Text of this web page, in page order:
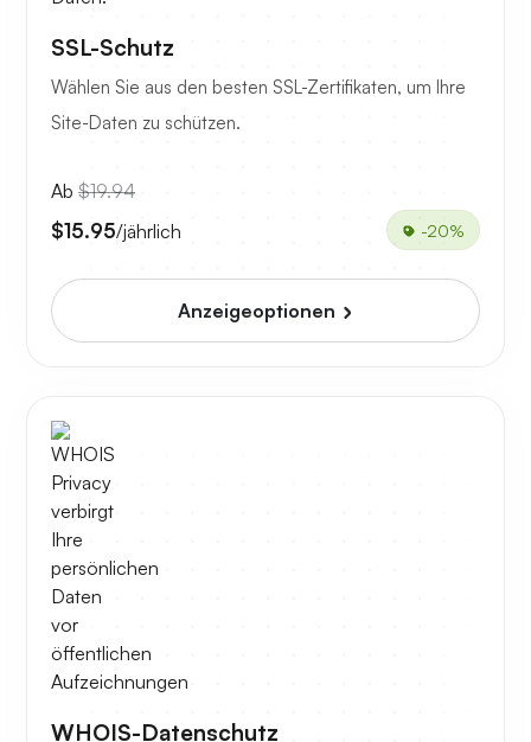
SSL-Schutz
Wählen Sie aus den besten SSL-Zertifikaten, um Ihre
Site-Daten zu schützen.
Ab $19.94
$15.95/jährlich -20%
Anzeigeoptionen
WHOIS-Datenschutz